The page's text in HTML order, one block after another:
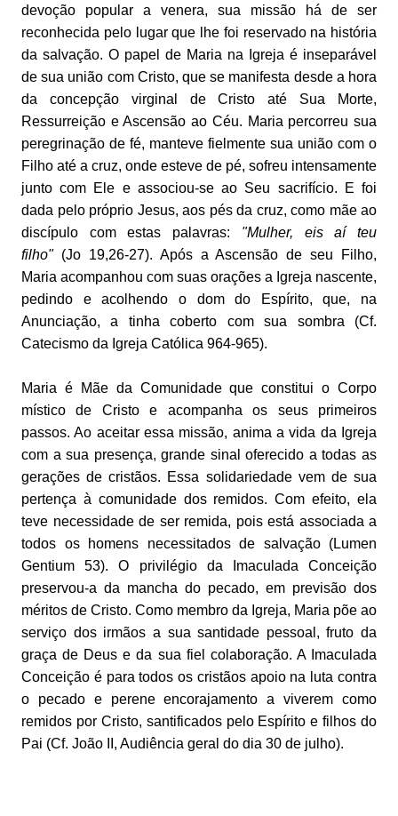
devoção popular a venera, sua missão há de ser
reconhecida pelo lugar que lhe foi reservado na história
da salvação. O papel de Maria na Igreja é inseparável
de sua união com Cristo, que se manifesta desde a hora
da concepção virginal de Cristo até Sua Morte,
Ressurreição e Ascensão ao Céu. Maria percorreu sua
peregrinação de fé, manteve fielmente sua união com o
Filho até a cruz, onde esteve de pé, sofreu intensamente
junto com Ele e associou-se ao Seu sacrifício. E foi
dada pelo próprio Jesus, aos pés da cruz, como mãe ao
discípulo com estas palavras:
"Mulher, eis aí teu
filho"(Jo 19,26-27). Após a Ascensão de seu Filho,
Maria acompanhou com suas orações a Igreja nascente,
pedindo e acolhendo o dom do Espírito, que, na
Anunciação, a tinha coberto com sua sombra (Cf.
Catecismo da Igreja Católica 964-965).
Maria é Mãe da Comunidade que constitui o Corpo
místico de Cristo e acompanha os seus primeiros
passos. Ao aceitar essa missão, anima a vida da Igreja
com a sua presença, grande sinal oferecido a todas as
gerações de cristãos. Essa solidariedade vem de sua
pertença à comunidade dos remidos. Com efeito, ela
teve necessidade de ser remida, pois está associada a
todos os homens necessitados de salvação (Lumen
Gentium 53). O privilégio da Imaculada Conceição
preservou-a da mancha do pecado, em previsão dos
méritos de Cristo. Como membro da Igreja, Maria põe ao
serviço dos irmãos a sua santidade pessoal, fruto da
graça de Deus e da sua fiel colaboração. A Imaculada
Conceição é para todos os cristãos apoio na luta contra
o pecado e perene encorajamento a viverem como
remidos por Cristo, santificados pelo Espírito e filhos do
Pai (Cf. João II, Audiência geral do dia 30 de julho).